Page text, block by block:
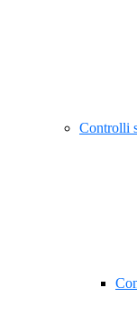
Controlli